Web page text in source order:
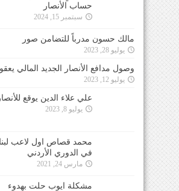
حساب الأنصار
سبتمبر 15, 2024
مالك حسون مدرباً للتضامن صور
يوليو 28, 2023
وصول مدافع الأنصار الجديد المالي
يوليو 12, 2023
علي علاء الدين يوقع للأنصار
يوليو 8, 2023
محمد قصاص اول لاعب
في الدوري الأردني
مارس 24, 2021
مشكلة ايوب حلت بهدوء